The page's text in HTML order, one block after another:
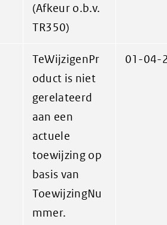
(Afkeur o.b.v.
TR350)
TeWijzigenPr
oduct is niet
gerelateerd
aan een
actuele
toewijzing op
basis van
ToewijzingNu
mmer.
01-04-